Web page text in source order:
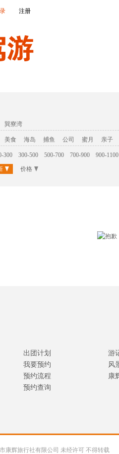
注册
巽寮湾
美食 海岛 捕鱼 公司 蜜月 亲子
300 300-500 500-700 700-900
900-1100
价格
出团计划
我要预约
预约流程
预约查询
游
风
康
康辉旅行社有限公司 未经许可 不得转载